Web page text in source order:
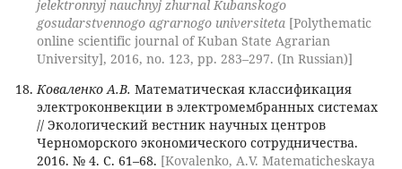
jelektronnyj nauchnyj zhurnal Kubanskogo
gosudarstvennogo agrarnogo universiteta[Polythematic
online scientific journal of Kuban State Agrarian
University], 2016, no. 123, pp. 283–297. (In Russian)]
Коваленко А.В. Математическая классификация
электроконвекции в электромембранных системах
// Экологический вестник научных центров
Черноморского экономического сотрудничества.
2016. № 4. С. 61–68. [Kovalenko, A.V. Matematicheskaya